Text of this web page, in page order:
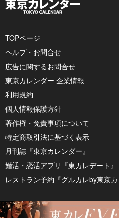
TOPページ
ヘルプ・お問合せ
広告に関するお問合せ
東京カレンダー 企業情報
利用規約
個人情報保護方針
著作権・免責事項について
特定商取引法に基づく表示
月刊誌『東京カレンダー』
婚活・恋活アプリ『東カレデート』
レストラン予約『グルカレby東京カ